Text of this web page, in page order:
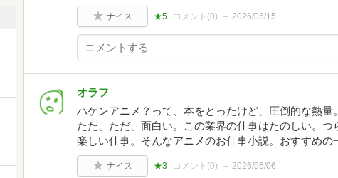
ナイス ★5 コメント(0) 2026/06/15
オラフ
ハケンアニメ？って、本をとったけど、圧倒的な熱量
たた、ただ、面白い。この業界の仕事はたのしい。
楽しい仕事。そんなアニメのお仕事小説。おすすめの
ナイス ★3 コメント(0) 2026/06/06